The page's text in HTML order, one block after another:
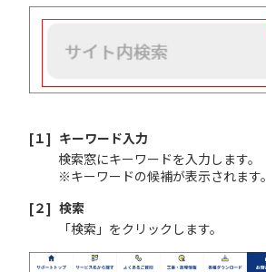
[１] キーワード入力
検索窓にキーワードを入力します。
※キーワードの候補が表示されます。
[２] 検索
「検索」をクリックします。